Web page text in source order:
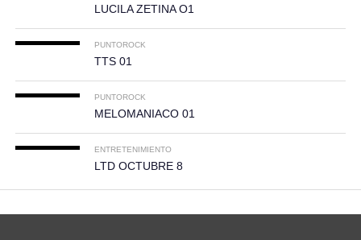
LUCILA ZETINA O1
PUNTOROCK
TTS 01
PUNTOROCK
MELOMANIACO 01
ENTRETENIMIENTO
LTD OCTUBRE 8